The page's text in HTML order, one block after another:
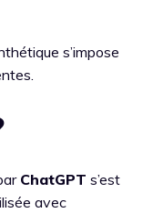
s’impose
ChatGPT s’est
avec